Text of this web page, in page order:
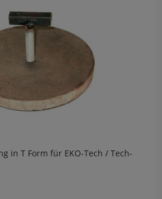
in T Form für EKO-Tech / Tech-